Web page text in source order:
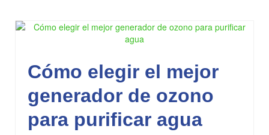
Cómo elegir el mejor
generador de ozono
para purificar agua